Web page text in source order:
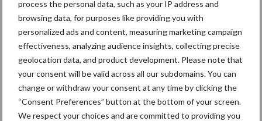
process the personal data, such as your IP address and
browsing data, for purposes like providing you with
personalized ads and content, measuring marketing campaign
effectiveness, analyzing audience insights, collecting precise
geolocation data, and product development. Please note that
your consent will be valid across all our subdomains. You can
change or withdraw your consent at any time by clicking the
“Consent Preferences” button at the bottom of your screen.
We respect your choices and are committed to providing you
Primaire
Toon meer